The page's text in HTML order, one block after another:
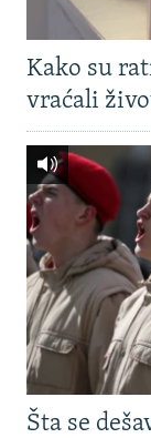
Kako su
vraćali
Šta se